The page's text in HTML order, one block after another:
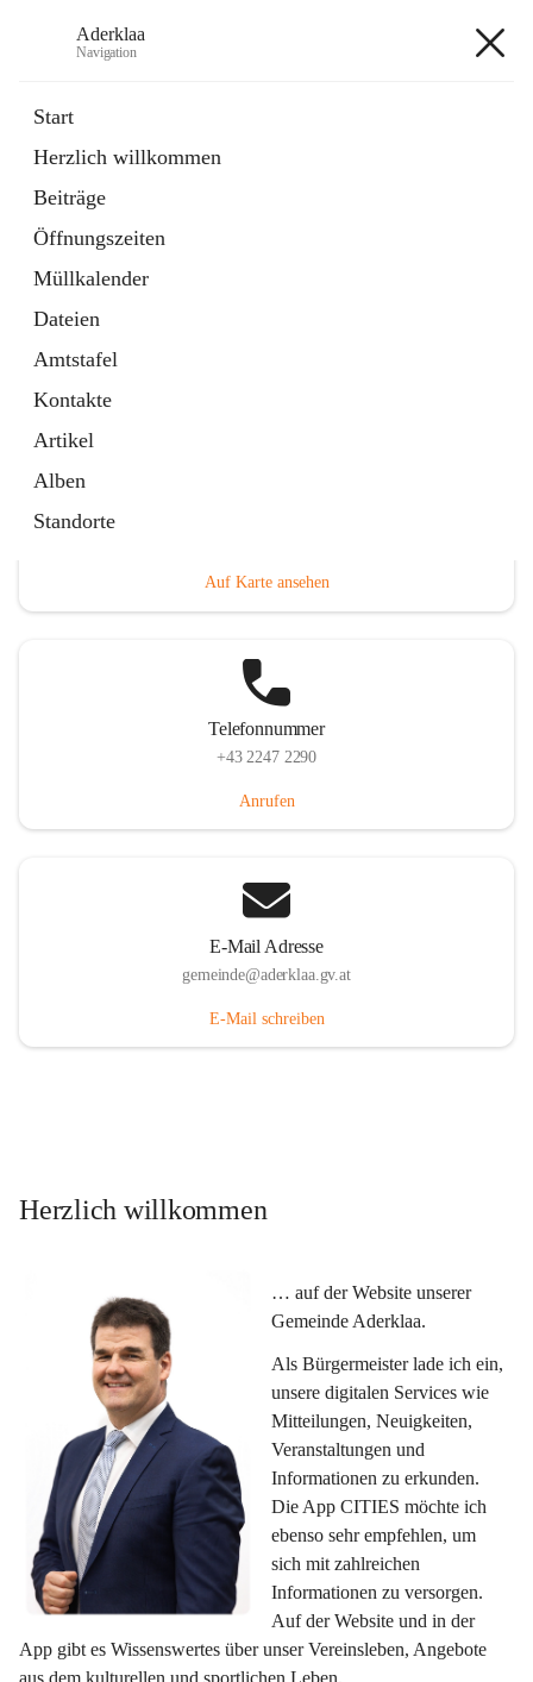
Aderklaa
Navigation
Start
Herzlich willkommen
Beiträge
Öffnungszeiten
Müllkalender
Dateien
Amtstafel
Kontakte
Artikel
Alben
Standorte
6 Schnellzugriffe
Gemeinde
3 Schnellzugriffe
Auf Karte ansehen
Telefonnummer
+43 2247 2290
Anrufen
E-Mail Adresse
gemeinde@aderklaa.gv.at
E-Mail schreiben
Herzlich willkommen
… auf der Website unserer
Gemeinde Aderklaa.
Als Bürgermeister lade ich ein,
unsere digitalen Services wie
Mitteilungen, Neuigkeiten,
Veranstaltungen und
Informationen zu erkunden.
Die App CITIES möchte ich
ebenso sehr empfehlen, um
sich mit zahlreichen
Informationen zu versorgen.
Auf der Website und in der
App gibt es Wissenswertes über unser Vereinsleben, Angebote
aus dem kulturellen und sportlichen Leben,